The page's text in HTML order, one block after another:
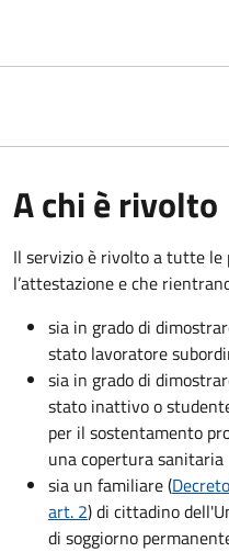
A chi è rivolto
Il servizio è rivolto a tutte le
l’attestazione e che
sia in grado di
stato lavoratore
sia in grado di
stato inattivo o
per il sostentamento
una copertura sanitaria
sia un familiare (
art. 2) di cittadino
di soggiorno